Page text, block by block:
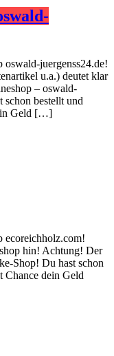
juergenss24.de!
u.a.) deutet klar
– oswald-
schon bestellt und
Geld […]
ecoreichholz.com!
hin! Achtung! Der
Shop! Du hast schon
Chance dein Geld